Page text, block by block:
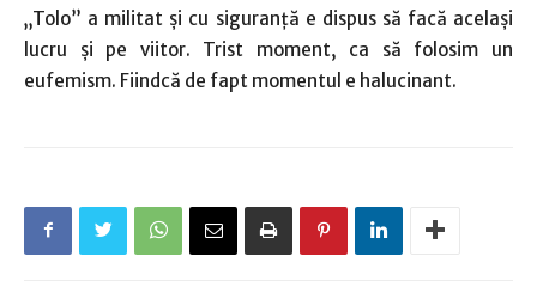
„Tolo” a militat şi cu siguranţă e dispus să facă acelaşi
lucru şi pe viitor. Trist moment, ca să folosim un
eufemism. Fiindcă de fapt momentul e halucinant.